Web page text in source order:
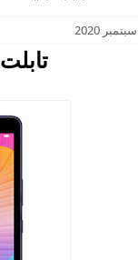
تابلت 8.0 بوصة 16 جيجا بايت